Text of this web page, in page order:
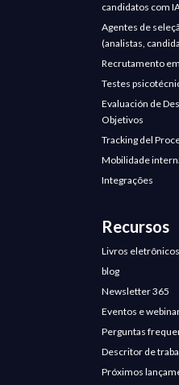
candidatos com
Agentes de
(analistas,
Recrutamento
Testes
Evaluación de
Objetivos
Tracking del
Mobilidade
Integrações
Recursos
Livros
blog
Newsletter 365
Eventos e
Perguntas
Descritor de
Próximos